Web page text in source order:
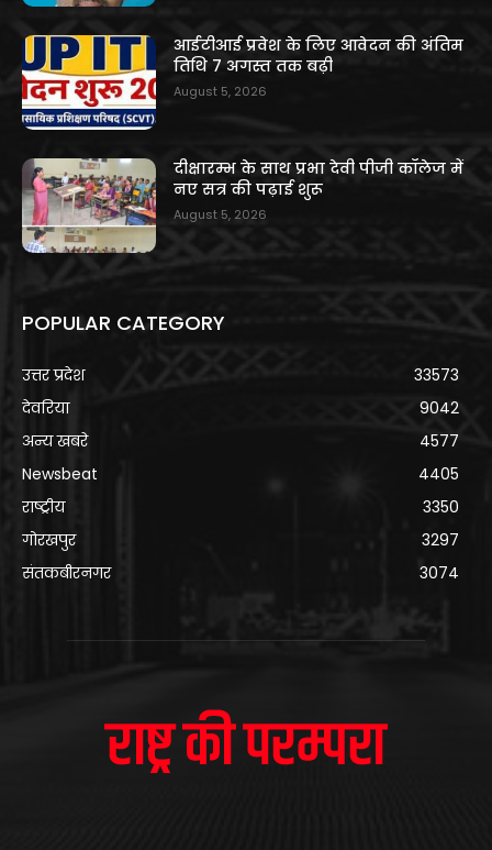
आईटीआई प्रवेश के लिए आवेदन की अंतिम
तिथि 7 अगस्त तक बढ़ी
August 5, 2026
दीक्षारम्भ के साथ प्रभा देवी पीजी कॉलेज में
नए सत्र की पढ़ाई शुरू
August 5, 2026
POPULAR CATEGORY
उत्तर प्रदेश
33573
देवरिया
9042
अन्य खबरे
4577
Newsbeat
4405
राष्ट्रीय
3350
गोरखपुर
3297
संतकबीरनगर
3074